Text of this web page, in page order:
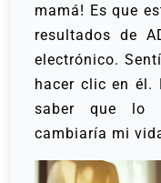
mamá! Es que
resultados de
electrónico.
hacer clic en él.
saber que lo
cambiaría mi